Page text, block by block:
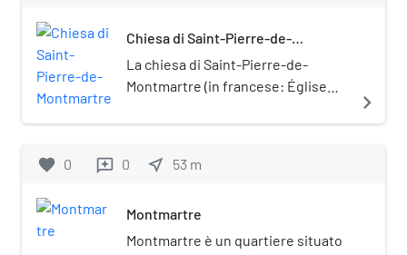
Chiesa di Saint-Pierre-de-
La chiesa di Saint-Pierre-de-
Montmartre (in francese: Église
luogo di culto cattolico del XVIII
sulla collina di Montmartre a poca
Cuore. È sede dell'omonima
parrocchia, retta dal clero
navigate_next
favorite 0 reviews 0 near_me 53 m
Montmartre
Montmartre è un quartiere situato